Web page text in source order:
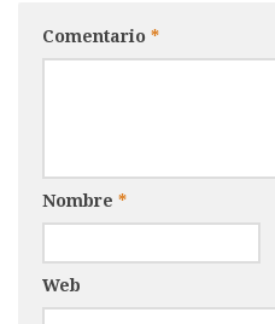
Comentario *
Nombre *
Web